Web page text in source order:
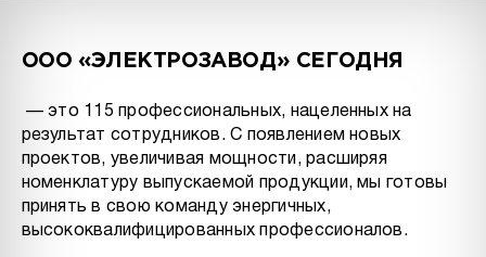
ООО «ЭЛЕКТРОЗАВОД» СЕГОДНЯ
— это 115 профессиональных, нацеленных на
результат сотрудников. С появлением новых
проектов, увеличивая мощности, расширяя
номенклатуру выпускаемой продукции, мы готовы
принять в свою команду энергичных,
высококвалифицированных профессионалов.